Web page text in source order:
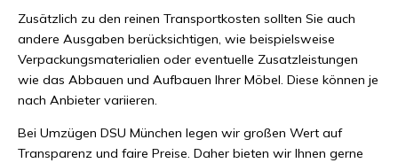
Zusätzlich zu den reinen Transportkosten sollten Sie auch
andere Ausgaben berücksichtigen, wie beispielsweise
Verpackungsmaterialien oder eventuelle Zusatzleistungen
wie das Abbauen und Aufbauen Ihrer Möbel. Diese können je
nach Anbieter variieren.
Bei Umzügen DSU München legen wir großen Wert auf
Transparenz und faire Preise. Daher bieten wir Ihnen gerne